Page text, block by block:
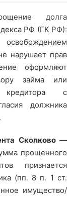
долга
РФ (ГК РФ):
нарушает прав
оформляют
займа или
кредитора с
должника
Сколково —
прощенного
признается
(пп. 8 п. 1 ст.
имущество/